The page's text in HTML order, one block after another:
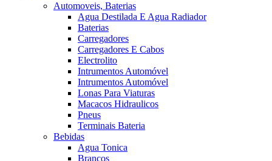
Automoveis, Baterias
Agua Destilada E Agua Radiador
Baterias
Carregadores
Carregadores E Cabos
Electrolito
Intrumentos Automóvel
Intrumentos Automóvel
Lonas Para Viaturas
Macacos Hidraulicos
Pneus
Terminais Bateria
Bebidas
Agua Tonica
Brancos